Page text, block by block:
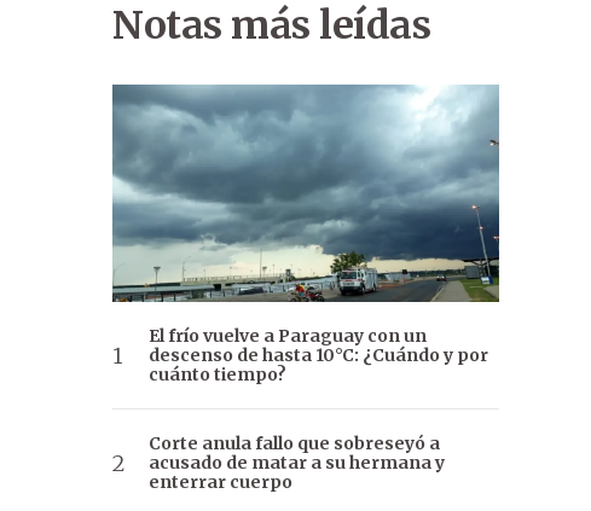
Notas más leídas
El frío vuelve a Paraguay con un
descenso de hasta 10°C: ¿Cuándo y por
cuánto tiempo?
Corte anula fallo que sobreseyó a
acusado de matar a su hermana y
enterrar cuerpo